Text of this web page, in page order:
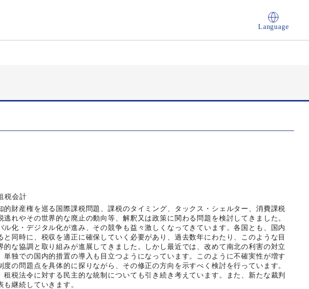
Language
税会計
財産権を巡る国際課税問題、課税のタイミング、タックス・シェルター、消費課税
逃れやその世界的な廃止の動向等、解釈又は政策に関わる問題を検討してきました。
化・デジタル化が進み、その競争も益々激しくなってきています。各国とも、国内
と同時に、税収を適正に確保していく必要があり、過去数年にわたり、このような目
的な協調と取り組みが進展してきました。しかし最近では、改めて南北の利害の対立
単独での国内的措置の導入も目立つようになっています。このように不確実性が増す
度の問題点を具体的に探りながら、その修正の方向を示すべく検討を行っています。
税法令に対する民主的な統制についても引き続き考えています。また、新たな裁判
継続していきます。